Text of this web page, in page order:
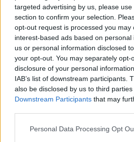
targeted advertising by us, please
section to confirm your selection.
opt-out request is processed you may
interest-based ads based on
us or personal information disclosed
your opt-out. You may separately opt-
disclosure of your personal
IAB’s list of downstream participants.
also be disclosed by us to third
Downstream Participants that may
Please note that this website/app
Personal Data Processing Opt
meg is szerezte a győzelmet a Ford
versenyző páros az Opel Corswa
szlovén Mark Skulj és Pia Sumer
helyen László Zoltán és Balázs
Skodával.
Hadik András így első győzelmét
hogy tavaly a Salgó Rallyn
kihagyta az egész szezont és csak
versenyzők közé.